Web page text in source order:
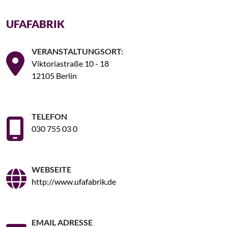
UFAFABRIK
VERANSTALTUNGSORT:
Viktoriastraße 10 - 18
12105 Berlin
TELEFON
030 755 03 0
WEBSEITE
http://www.ufafabrik.de
EMAIL ADRESSE